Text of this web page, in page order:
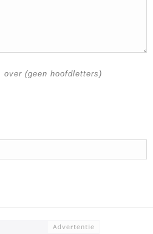
over (geen hoofdletters)